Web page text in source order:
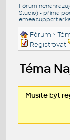
Fórum
Studio) - přímá
Fórum >
Registrovat
Téma
Musíte být